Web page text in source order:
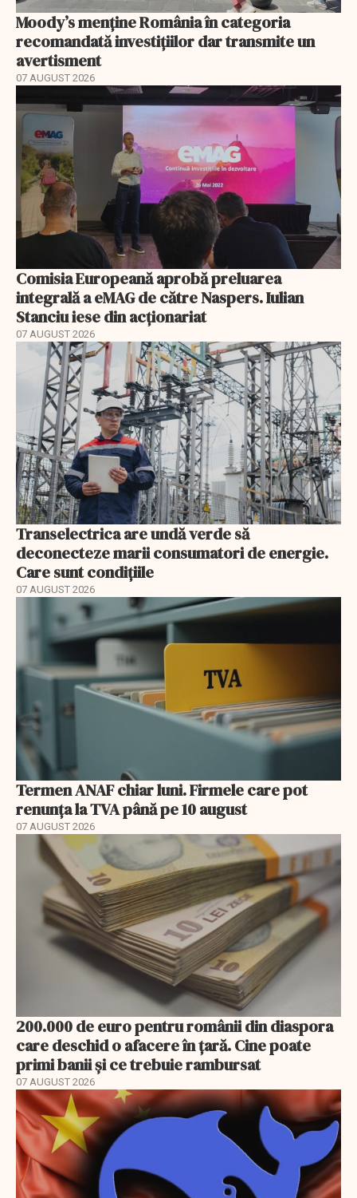
Moody’s menține România în categoria
recomandată investițiilor dar transmite un
avertisment
07 AUGUST 2026
Comisia Europeană aprobă preluarea
integrală a eMAG de către Naspers. Iulian
Stanciu iese din acționariat
07 AUGUST 2026
Transelectrica are undă verde să
deconecteze marii consumatori de energie.
Care sunt condițiile
07 AUGUST 2026
Termen ANAF chiar luni. Firmele care pot
renunța la TVA până pe 10 august
07 AUGUST 2026
200.000 de euro pentru românii din diaspora
care deschid o afacere în țară. Cine poate
primi banii și ce trebuie rambursat
07 AUGUST 2026